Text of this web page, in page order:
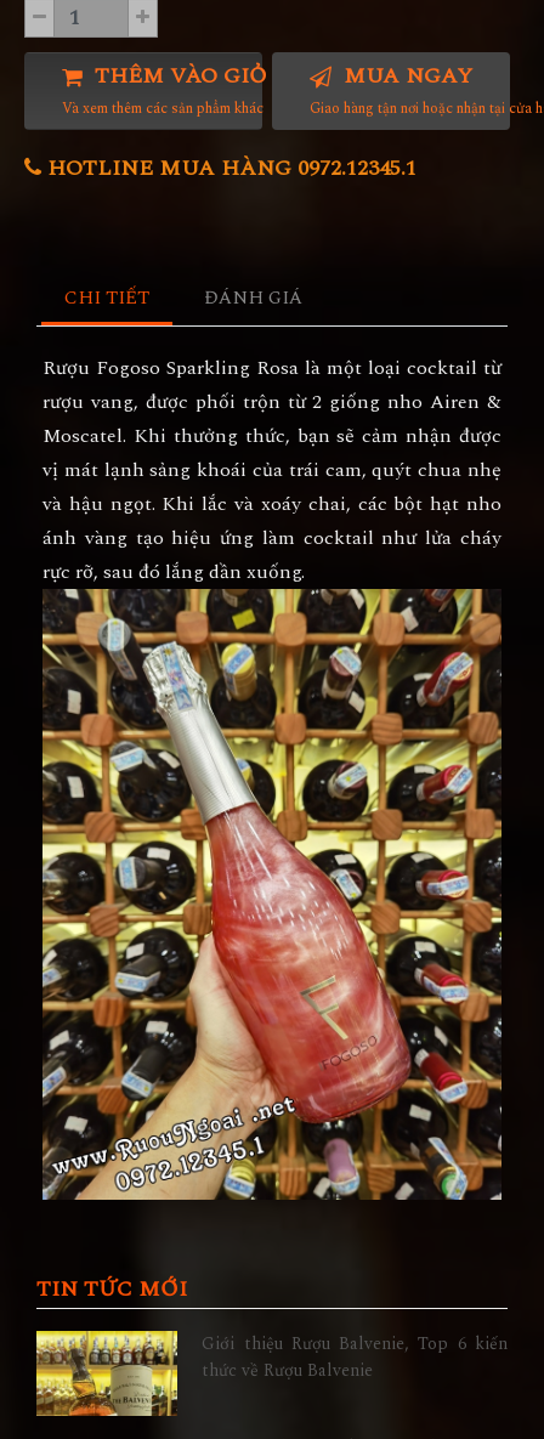
THÊM VÀO GIỎ HÀNG
Và xem thêm các sản phẩm khác
MUA NGAY
Giao hàng tận nơi hoặc nhận tại cửa
HOTLINE MUA HÀNG 0972.12345.1
CHI TIẾT ĐÁNH GIÁ
Rượu Fogoso Sparkling Rosa là một loại cocktail từ
rượu vang, được phối trộn từ 2 giống nho Airen &
Moscatel. Khi thưởng thức, bạn sẽ cảm nhận được
vị mát lạnh sảng khoái của trái cam, quýt chua nhẹ
và hậu ngọt. Khi lắc và xoáy chai, các bột hạt nho
ánh vàng tạo hiệu ứng làm cocktail như lửa cháy
rực rỡ, sau đó lắng dần xuống.
TIN TỨC MỚI
Giới thiệu Rượu Balvenie, Top 6 kiến
thức về Rượu Balvenie